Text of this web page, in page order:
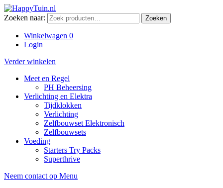
Zoeken naar: Zoeken
Winkelwagen 0
Login
Verder winkelen
Meet en Regel
PH Beheersing
Verlichting en Elektra
Tijdklokken
Verlichting
Zelfbouwset Elektronisch
Zelfbouwsets
Voeding
Starters Try Packs
Superthrive
Neem contact op Menu